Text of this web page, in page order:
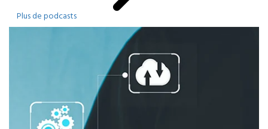
Plus de podcasts